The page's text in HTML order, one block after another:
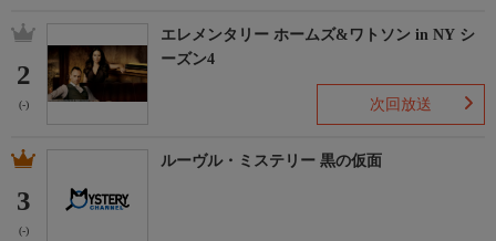
2
(-)
エレメンタリー ホームズ&ワトソン in NY シ
ーズン4
次回放送
3
(-)
ルーヴル・ミステリー 黒の仮面